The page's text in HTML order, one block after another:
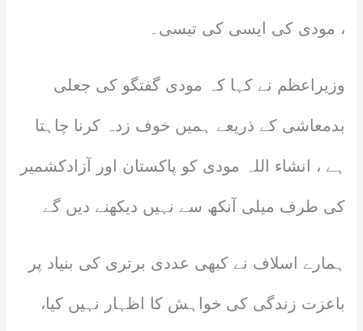
، مودی کی ایسی کی تیسی۔
وزیراعظم نے کہا کہ مودی گفتگو کی جعلی
بدمعاشی کے ذریعے ہمیں خوف زدہ کرنا چاہتا
ہے ، انشاء اللہ مودی کو پاکستان اور آزادکشمیر
کی طرف میلی آنکھ سے نہیں دیکھنے دیں گے
ہمارے اسلاف نے کبھی عددی برتری کی بنیاد پر
باعزت زندگی کی خواہش کا اظہار نہیں کیا،